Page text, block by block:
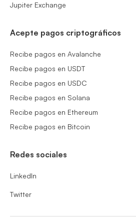
Jupiter Exchange
Acepte pagos criptográficos
Recibe pagos en Avalanche
Recibe pagos en USDT
Recibe pagos en USDC
Recibe pagos en Solana
Recibe pagos en Ethereum
Recibe pagos en Bitcoin
Redes sociales
LinkedIn
Twitter